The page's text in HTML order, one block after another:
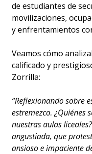
de estudiantes de
movilizaciones,
y enfrentamientos
Veamos cómo
calificado y
Zorrilla:
“Reflexionando sobre
estremezco. ¿Quiénes
nuestras aulas
angustiada, que
ansioso e impaciente